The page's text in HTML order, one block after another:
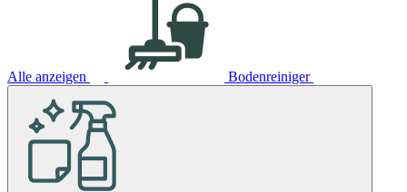
Alle anzeigen Bodenreiniger